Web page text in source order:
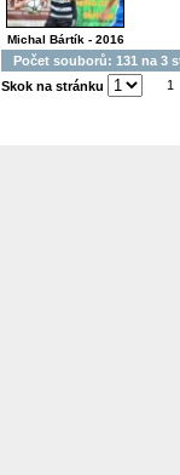
Michal Bártík - 2016
Počet souborů: 131 na 3
Skok na stránku
1